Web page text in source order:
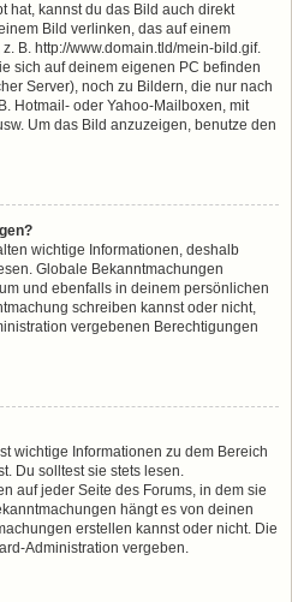
hat, kannst du das Bild auch direkt
Bild verlinken, das auf einem
B. http://www.domain.tld/mein-bild.gif.
sich auf deinem eigenen PC befinden
Server), noch zu Bildern, die nur nach
Hotmail- oder Yahoo-Mailboxen, mit
Um das Bild anzuzeigen, benutze den
wichtige Informationen, deshalb
Globale Bekanntmachungen
und ebenfalls in deinem persönlichen
schreiben kannst oder nicht,
vergebenen Berechtigungen
wichtige Informationen zu dem Bereich
Du solltest sie stets lesen.
auf jeder Seite des Forums, in dem sie
hängt es von deinen
erstellen kannst oder nicht. Die
Administration vergeben.